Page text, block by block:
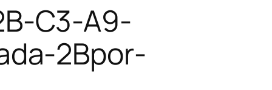
C3-A9-
2Bpor-